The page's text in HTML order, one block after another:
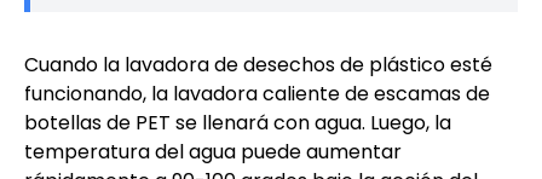
Cuando la lavadora de desechos de plástico esté
funcionando, la lavadora caliente de escamas de
botellas de PET se llenará con agua. Luego, la
temperatura del agua puede aumentar